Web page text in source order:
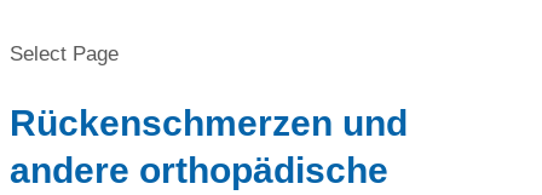
Select Page
Rückenschmerzen und
andere orthopädische